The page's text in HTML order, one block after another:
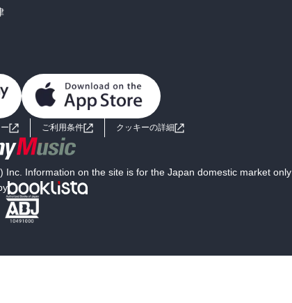
ご利用条件 クッキーの詳細
Information on the site is for the Japan domestic market only